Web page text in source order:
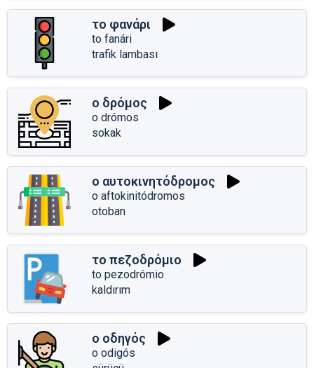
το φανάρι
to fanári
trafik lambası
ο δρόμος
o drómos
sokak
ο αυτοκινητόδρομος
o aftokinitódromos
otoban
το πεζοδρόμιο
to pezodrómio
kaldırım
ο οδηγός
o odigós